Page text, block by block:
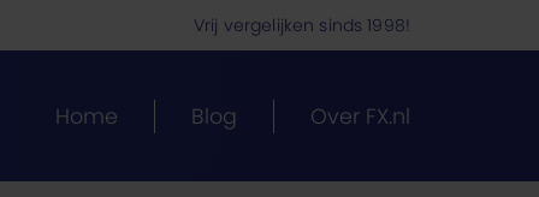
Vrij vergelijken sinds 1998!
Home Blog Over FX.nl